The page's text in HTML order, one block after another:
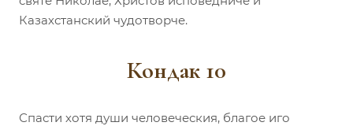
Казахстанский чудотворче.
Кондак 10
Спасти хотя души человеческия, благое иго